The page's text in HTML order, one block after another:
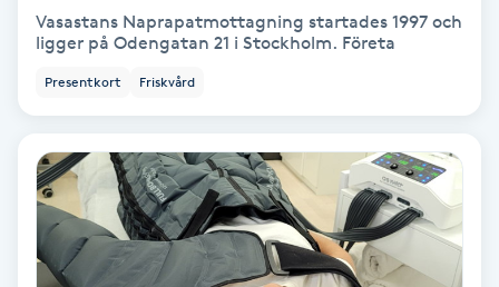
Kosmetisk tatuering
Kostrådgivning
Kroppsinpackning
Kroppspeeling
Vasastans Naprapatmottagning startades 1997 och
ligger på Odengatan 21 i Stockholm. Företa
Presentkort Friskvård